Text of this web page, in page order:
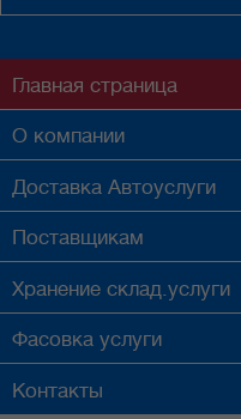
Главная страница
О компании
Доставка Автоуслуги
Поставщикам
Хранение склад.услуги
Фасовка услуги
Контакты